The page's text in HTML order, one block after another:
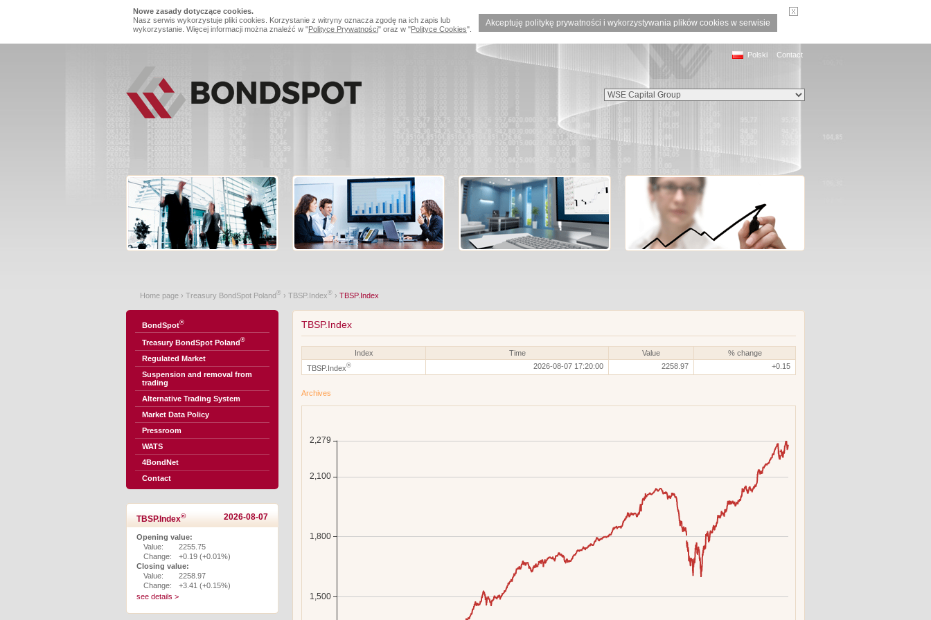
Akceptuję politykę prywatności i wykorzystywania plików cookies w serwisie
Nowe zasady dotyczące cookies.
Nasz serwis wykorzystuje pliki cookies. Korzystanie z witryny oznacza zgodę na ich zapis lub
wykorzystanie. Więcej informacji można znaleźć w "Polityce Prywatności" oraz w "Polityce Cookies".
Polski Contact
Home page › Treasury BondSpot Poland® › TBSP.Index® › TBSP.Index
BondSpot®
Treasury BondSpot Poland®
Regulated Market
Suspension and removal from
trading
Alternative Trading System
Market Data Policy
Pressroom
WATS
4BondNet
Contact
TBSP.Index® 2026-08-07
Opening value:
Value:
2255.75
Change:
+0.19 (+0.01%)
Closing value:
Value:
2258.97
Change:
+3.41 (+0.15%)
see details >
TBSP.Index
Index Time Value
% change
TBSP.Index® 2026-08-07 17:20:00 2258.97 +0.15
Archives